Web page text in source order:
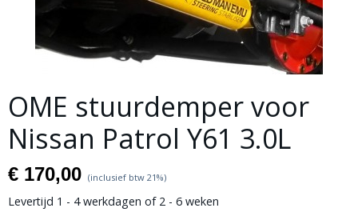
OME stuurdemper voor
Nissan Patrol Y61 3.0L
€ 170,00 (inclusief btw 21%)
Levertijd 1 - 4 werkdagen of 2 - 6 weken